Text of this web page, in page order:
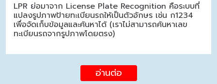
LPR ย่อมาจาก License Plate Recognition คือระบบที่
แปลงรูปภาพป้ายทะเบียนรถให้เป็นตัวอักษร เช่น ก1234
เพื่อจัดเก็บข้อมูลและค้นหาได้ (เราไม่สามารถค้นหาเลข
ทะเบียนรถจากรูปภาพโดยตรง)
อ่านต่อ